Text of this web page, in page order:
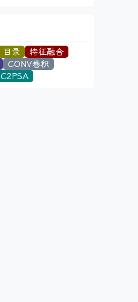
目录
特征融合
CONV卷积
C2PSA